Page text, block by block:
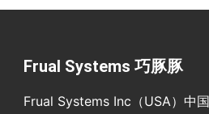
Frual Systems 巧豚豚
Frual Systems Inc（USA）中